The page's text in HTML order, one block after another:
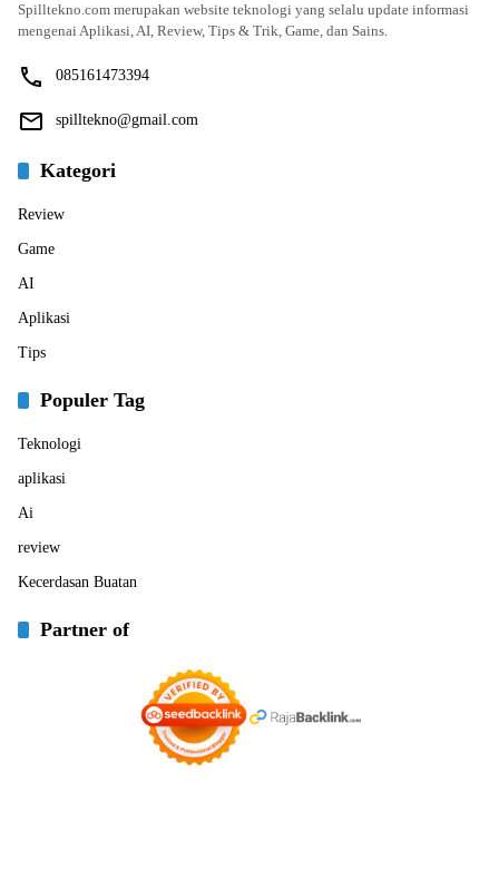
Spilltekno.com merupakan website teknologi yang selalu update informasi
mengenai Aplikasi, AI, Review, Tips & Trik, Game, dan Sains.
085161473394
spilltekno@gmail.com
Kategori
Review
Game
AI
Aplikasi
Tips
Populer Tag
Teknologi
aplikasi
Ai
review
Kecerdasan Buatan
Partner of